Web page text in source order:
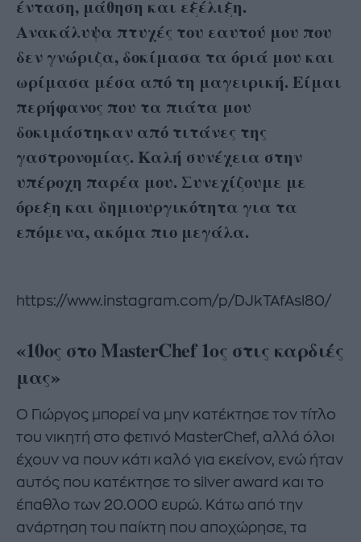
ένταση, μάθηση και εξέλιξη.
Ανακάλυψα πτυχές του εαυτού μου που
δεν γνώριζα, δοκίμασα τα όριά μου και
ωρίμασα μέσα από τη μαγειρική. Είμαι
περήφανος που τα πιάτα μου
δοκιμάστηκαν από τιτάνες της
γαστρονομίας. Καλή συνέχεια στην
υπέροχη παρέα μου. Συνεχίζουμε με
όρεξη και δημιουργικότητα για τα
επόμενα, ακόμα πιο μεγάλα.
https://www.instagram.com/p/DJkTAfAsl80/
«10ος στο MasterChef 1ος στις καρδιές
μας»
Ο Γιώργος μπορεί να μην κατέκτησε τον τίτλο
του νικητή στο φετινό MasterChef, αλλά όλοι
έχουν να πουν κάτι καλό για εκείνον, ενώ ήταν
αυτός που κατέκτησε το silver award και το
έπαθλο των 20.000 ευρώ. Κάτω από την
ανάρτηση του παίκτη που αποχώρησε, τα